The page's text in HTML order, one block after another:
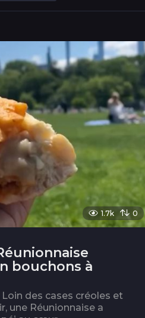
1.7k 0
bouchons à
des cases créoles et
une Réunionnaise a